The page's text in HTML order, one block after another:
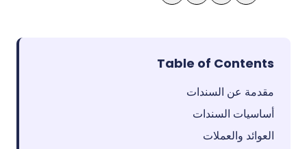
Table of Contents
مقدمة عن السندات
أساسيات السندات
العوائد والعملات